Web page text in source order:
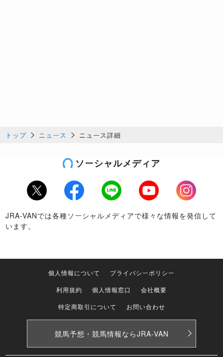
トップ ニュース ニュース詳細
ソーシャルメディア
Twitter Facebook LINE Youtube
Instagram
JRA-VANでは各種ソーシャルメディアで様々な情報を発信して
います。
個人情報について
プライバシーポリシー
利用規約
個人情報窓口
会社概要
特定商取引について
お問い合わせ
競馬予想・競馬情報ならJRA-VAN